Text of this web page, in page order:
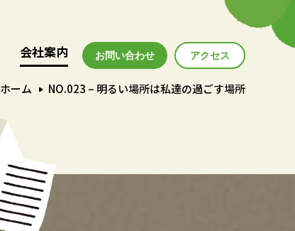
会社案内
会社案内 お問い合わせ アクセス
アクセス
ホーム NO.023 – 明るい場所は私達の過ごす場所